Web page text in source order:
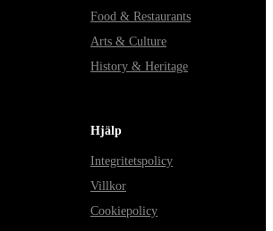
Food & Restaurants
Arts & Culture
History & Heritage
Hjälp
Integritetspolicy
Villkor
Cookiepolicy